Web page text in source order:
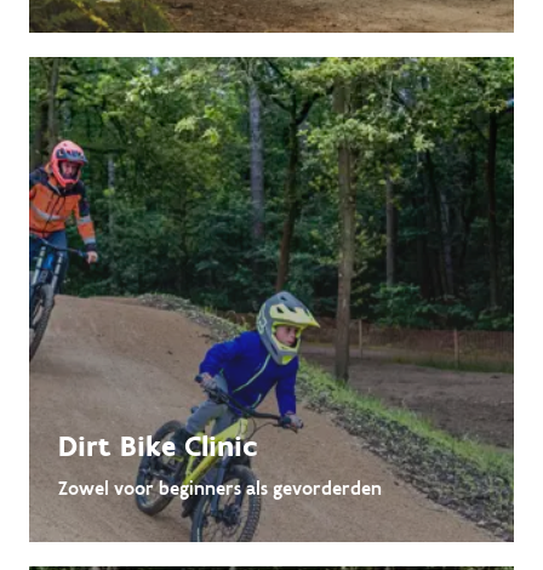
Dirt Bike Clinic
Zowel voor beginners als gevorderden